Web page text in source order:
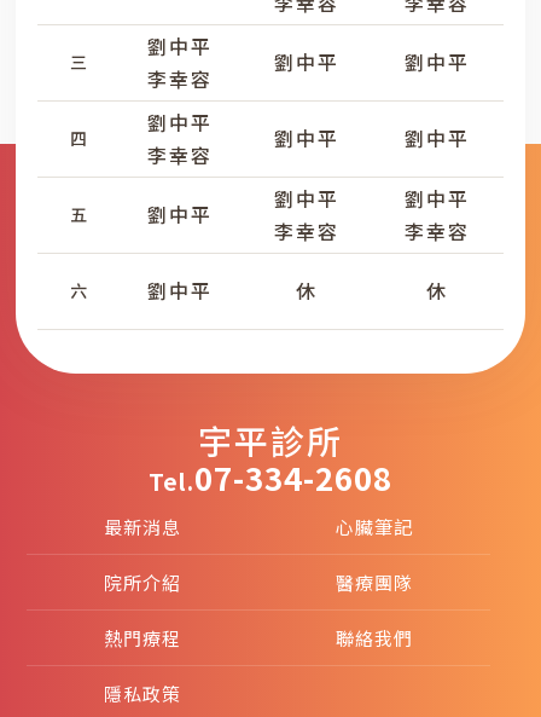
三
四
五
六
劉中平
李幸容
劉中平
李幸容
劉中平
劉中平
劉中平
劉中平
劉中平
李幸容
休
劉中平
劉中平
劉中平
李幸容
休
宇平診所
Tel.07-334-2608
最新消息 心臟筆記
院所介紹 醫療團隊
熱門療程 聯絡我們
隱私政策